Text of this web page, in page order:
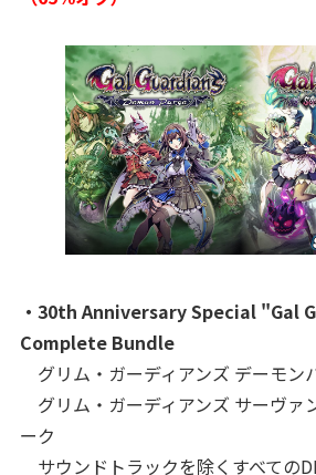
・30th Anniversary Special "Gal
Complete Bundle
グリム・ガーディアンズ デーモン
グリム・ガーディアンズ サーヴァ
ーク
サウンドトラックを除くすべての